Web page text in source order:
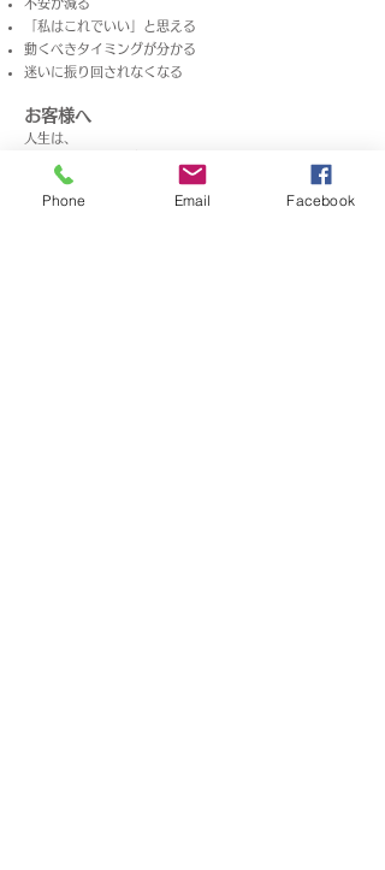
不安が減る
「私はこれでいい」と思える
動くべきタイミングが分かる
迷いに振り回されなくなる
お客様へ
人生は、
「今、どちらを選ぶか」
その小さな選択の積み重ねが
Phone Email Facebook